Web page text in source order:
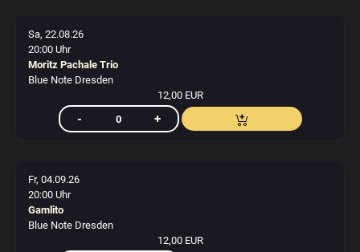
Sa, 22.08.26
20:00 Uhr
Moritz Pachale Trio
Blue Note Dresden
12,00 EUR
Fr, 04.09.26
20:00 Uhr
Gamlito
Blue Note Dresden
12,00 EUR